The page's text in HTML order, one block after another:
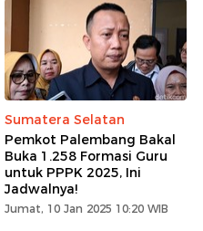
Sumatera Selatan
Pemkot Palembang Bakal
Buka 1.258 Formasi Guru
untuk PPPK 2025, Ini
Jadwalnya!
Jumat, 10 Jan 2025 10:20 WIB